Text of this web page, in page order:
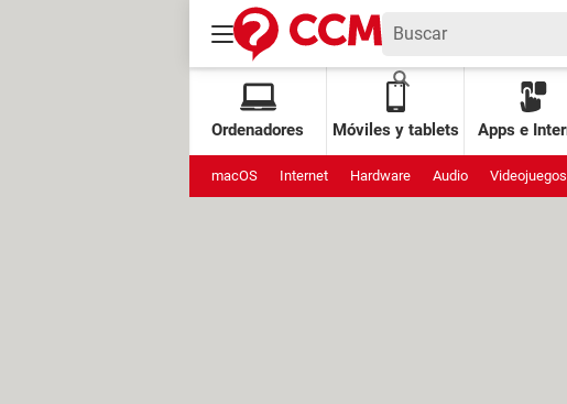
Ordenadores Móviles y tablets Apps e
macOS Internet Hardware Audio Videojuegos